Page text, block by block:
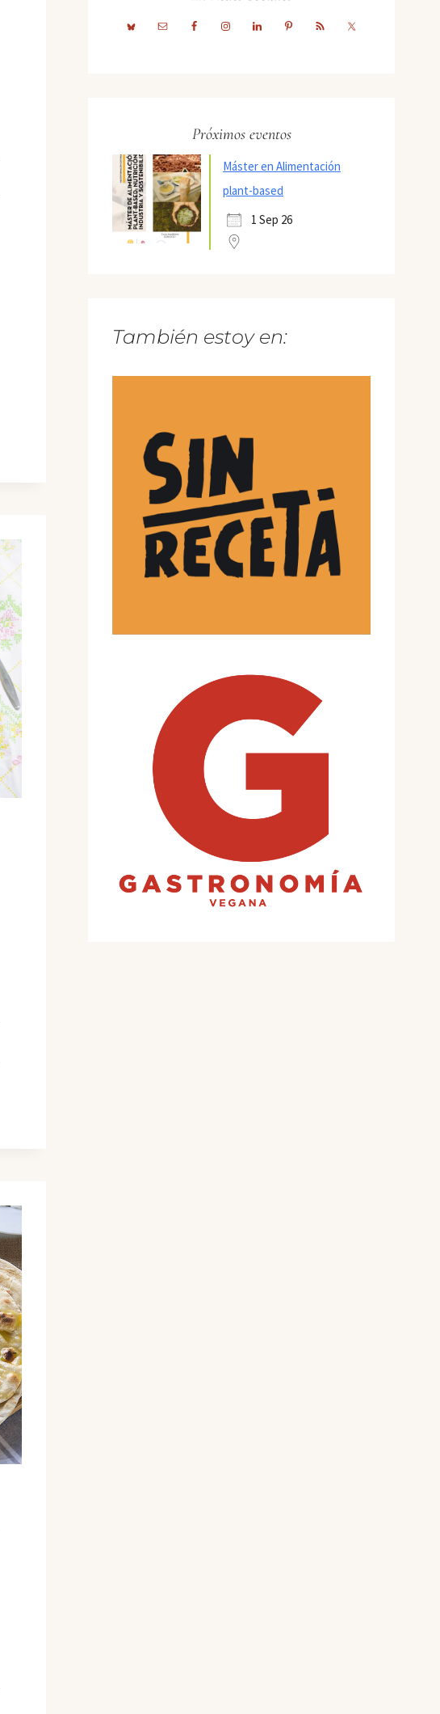
Próximos eventos
Máster en Alimentación
plant-based
1 Sep 26
También estoy en: